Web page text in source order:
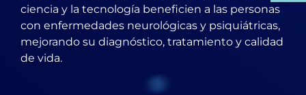
ciencia y la tecnología beneficien a las personas
con enfermedades neurológicas y psiquiátricas,
mejorando su diagnóstico, tratamiento y calidad
de vida.